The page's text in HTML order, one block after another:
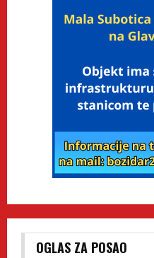
OGLAS ZA POSAO